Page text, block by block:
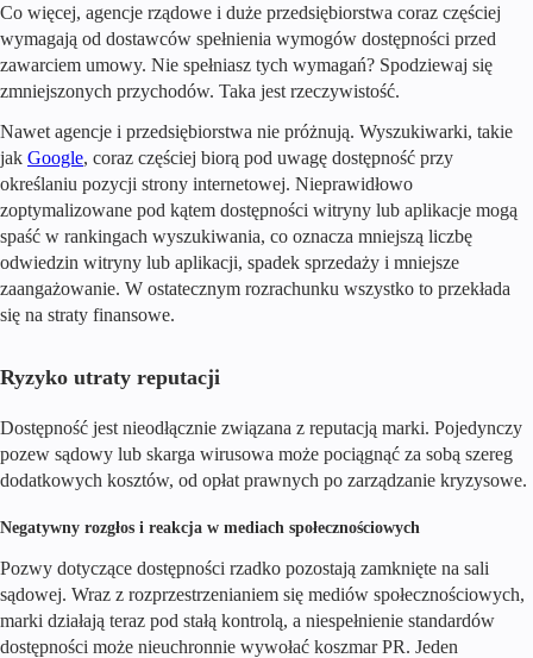
Co więcej, agencje rządowe i duże przedsiębiorstwa coraz częściej
wymagają od dostawców spełnienia wymogów dostępności przed
zawarciem umowy. Nie spełniasz tych wymagań? Spodziewaj się
zmniejszonych przychodów. Taka jest rzeczywistość.
Nawet agencje i przedsiębiorstwa nie próżnują. Wyszukiwarki, takie
jak Google, coraz częściej biorą pod uwagę dostępność przy
określaniu pozycji strony internetowej. Nieprawidłowo
zoptymalizowane pod kątem dostępności witryny lub aplikacje mogą
spaść w rankingach wyszukiwania, co oznacza mniejszą liczbę
odwiedzin witryny lub aplikacji, spadek sprzedaży i mniejsze
zaangażowanie. W ostatecznym rozrachunku wszystko to przekłada
się na straty finansowe.
Ryzyko utraty reputacji
Dostępność jest nieodłącznie związana z reputacją marki. Pojedynczy
pozew sądowy lub skarga wirusowa może pociągnąć za sobą szereg
dodatkowych kosztów, od opłat prawnych po zarządzanie kryzysowe.
Negatywny rozgłos i reakcja w mediach społecznościowych
Pozwy dotyczące dostępności rzadko pozostają zamknięte na sali
sądowej. Wraz z rozprzestrzenianiem się mediów społecznościowych,
marki działają teraz pod stałą kontrolą, a niespełnienie standardów
dostępności może nieuchronnie wywołać koszmar PR. Jeden